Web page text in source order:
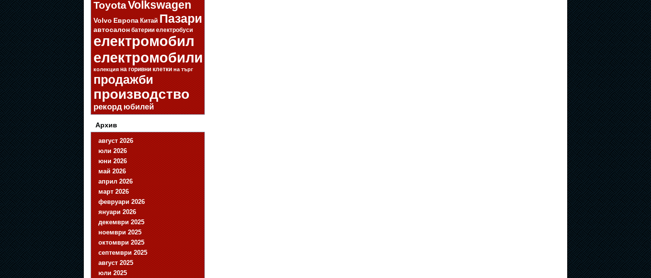
ToyotaVolkswagen
Volvo Европа Китай Пазари
автосалон батерии електробуси
електромобил
електромобили
колекция на горивни клетки на търг
продажби
производство
рекорд юбилей
Архив
август 2026
юли 2026
юни 2026
май 2026
април 2026
март 2026
февруари 2026
януари 2026
декември 2025
ноември 2025
октомври 2025
септември 2025
август 2025
юли 2025